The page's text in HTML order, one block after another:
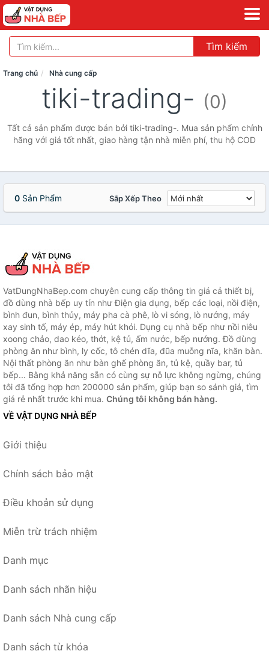
Tìm kiếm
Trang chủ Nhà cung cấp
tiki-trading- (0)
Tất cả sản phẩm được bán bởi tiki-trading-. Mua sản phẩm chính
hãng với giá tốt nhất, giao hàng tận nhà miễn phí, thu hộ COD
0 Sản Phẩm Sắp Xếp Theo
VatDungNhaBep.com chuyên cung cấp thông tin giá cả thiết bị,
đồ dùng nhà bếp uy tín như Điện gia dụng, bếp các loại, nồi điện,
bình đun, bình thủy, máy pha cà phê, lò vi sóng, lò nướng, máy
xay sinh tố, máy ép, máy hút khói. Dụng cụ nhà bếp như nồi niêu
xoong chảo, dao kéo, thớt, kệ tủ, ấm nước, bếp nướng. Đồ dùng
phòng ăn như bình, ly cốc, tô chén dĩa, đũa muỗng nĩa, khăn bàn.
Nội thất phòng ăn như bàn ghế phòng ăn, tủ kệ, quầy bar, tủ
bếp... Bằng khả năng sẵn có cùng sự nỗ lực không ngừng, chúng
tôi đã tổng hợp hơn 200000 sản phẩm, giúp bạn so sánh giá, tìm
giá rẻ nhất trước khi mua. Chúng tôi không bán hàng.
VỀ VẬT DỤNG NHÀ BẾP
Giới thiệu
Chính sách bảo mật
Điều khoản sử dụng
Miễn trừ trách nhiệm
Danh mục
Danh sách nhãn hiệu
Danh sách Nhà cung cấp
Danh sách từ khóa